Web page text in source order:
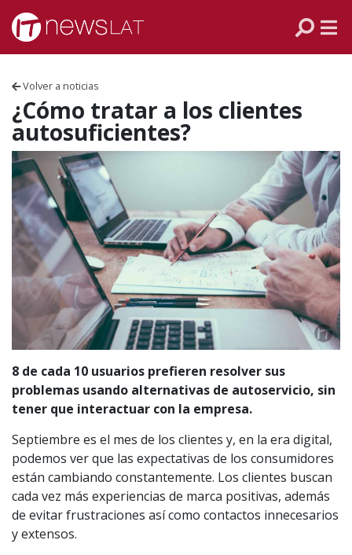
Skip to content
Volver a noticias
¿Cómo tratar a los clientes
autosuficientes?
8 de cada 10 usuarios prefieren resolver sus
problemas usando alternativas de autoservicio, sin
tener que interactuar con la empresa.
Septiembre es el mes de los clientes y, en la era digital,
podemos ver que las expectativas de los consumidores
están cambiando constantemente. Los clientes buscan
cada vez más experiencias de marca positivas, además
de evitar frustraciones así como contactos innecesarios
y extensos.
VENEZUELA
ECUADOR
CHILE
ARGENTINA
MÉXICO